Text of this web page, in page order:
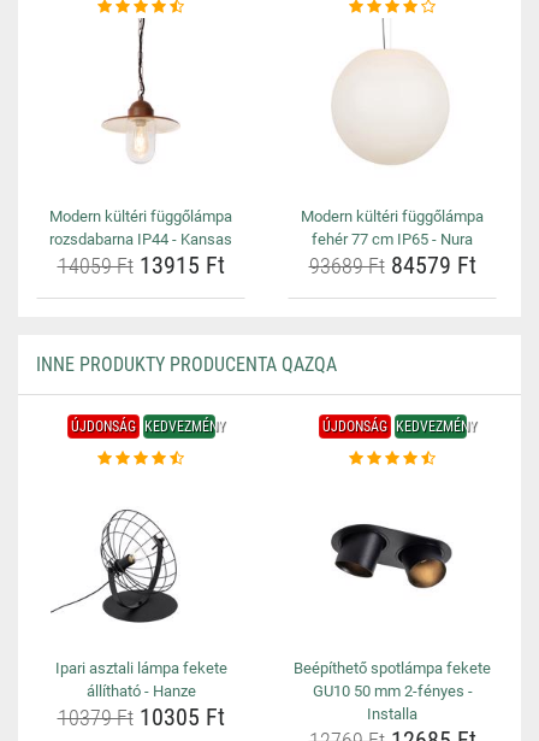
Modern kültéri függőlámpa
rozsdabarna IP44 - Kansas
14059 Ft13915 Ft
Modern kültéri függőlámpa
fehér 77 cm IP65 - Nura
93689 Ft84579 Ft
INNE PRODUKTY PRODUCENTA QAZQA
ÚJDONSÁG KEDVEZMÉNY
Ipari asztali lámpa fekete
állítható - Hanze
10379 Ft10305 Ft
ÚJDONSÁG KEDVEZMÉNY
Beépíthető spotlámpa fekete
GU10 50 mm 2-fényes -
Installa